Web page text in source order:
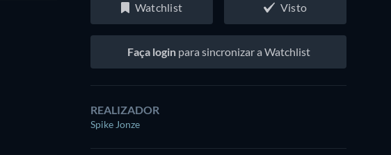
Watchlist Visto
Faça loginpara sincronizar a Watchlist
REALIZADOR
Spike Jonze